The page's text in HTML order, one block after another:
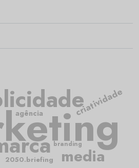
criatividade
media
agência
2050.briefing
branding